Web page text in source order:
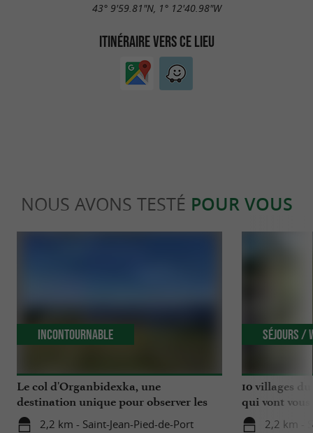
43° 9'59.81"N, 1° 12'40.98"W
ITINÉRAIRE VERS CE LIEU
NOUS AVONS TESTÉ POUR VOUS
Le col d'Organbidexka, une
destination unique pour observer les
oiseaux au Pays Basque
2,2 km - Saint-Jean-Pied-de-Port
Incontournable
10 villages
qui vont vous
2,2 km -
Séjours /